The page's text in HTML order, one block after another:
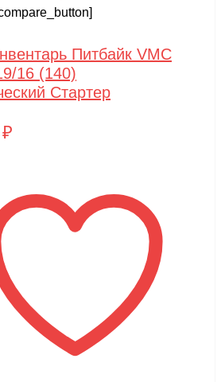
Питбайк VMC
16 (140)
Стартер
₽